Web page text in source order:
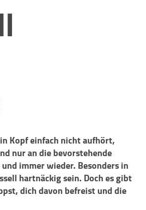
Kopf einfach nicht aufhört,
nur an die bevorstehende
immer wieder. Besonders in
hartnäckig sein. Doch es gibt
dich davon befreist und die